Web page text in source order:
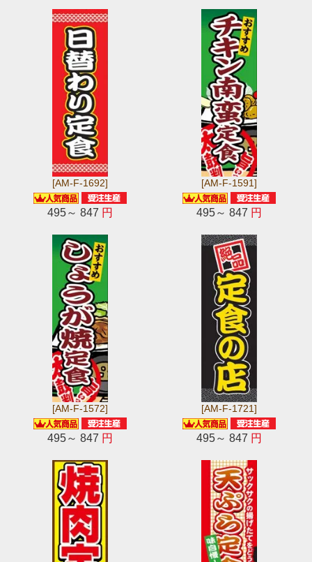
[AM-F-1692]
495～ 847 円
[AM-F-1591]
495～ 847 円
[AM-F-1572]
495～ 847 円
[AM-F-1721]
495～ 847 円